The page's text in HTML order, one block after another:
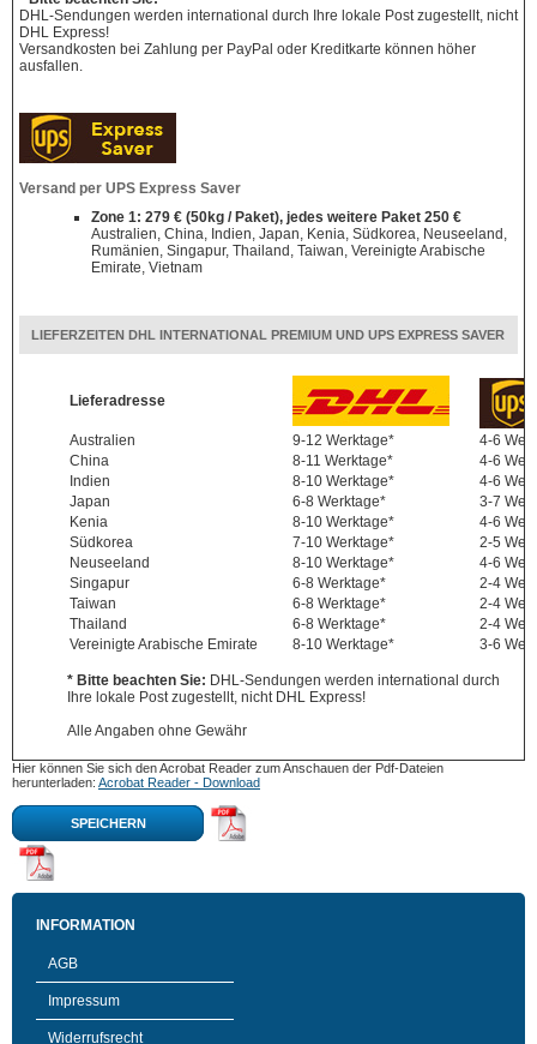
DHL-Sendungen werden international durch Ihre lokale Post zugestellt, nicht
DHL Express!
Versandkosten bei Zahlung per PayPal oder Kreditkarte können höher
ausfallen.
Versand per UPS Express Saver
Zone 1: 279 € (50kg / Paket), jedes weitere Paket 250 €
Australien, China, Indien, Japan, Kenia, Südkorea, Neuseeland,
Rumänien, Singapur, Thailand, Taiwan, Vereinigte Arabische
Emirate, Vietnam
LIEFERZEITEN DHL INTERNATIONAL PREMIUM UND UPS EXPRESS SAVER
Lieferadresse
Australien 9-12 Werktage*
4-6
China
8-11 Werktage*
4-6
Indien
8-10 Werktage*
4-6
Japan
6-8 Werktage*
3-7
Kenia
8-10 Werktage*
4-6
Südkorea
7-10 Werktage*
2-5
Neuseeland
8-10 Werktage*
4-6
Singapur
6-8 Werktage*
2-4
Taiwan
6-8 Werktage*
2-4
Thailand
6-8 Werktage*
2-4
Vereinigte Arabische Emirate
8-10 Werktage* 3-6
* Bitte beachten Sie: DHL-Sendungen werden international durch
Ihre lokale Post zugestellt, nicht DHL Express!
Alle Angaben ohne Gewähr
Hier können Sie sich den Acrobat Reader zum Anschauen der Pdf-Dateien
herunterladen: Acrobat Reader - Download
SPEICHERN
INFORMATION
AGB
Impressum
Widerrufsrecht